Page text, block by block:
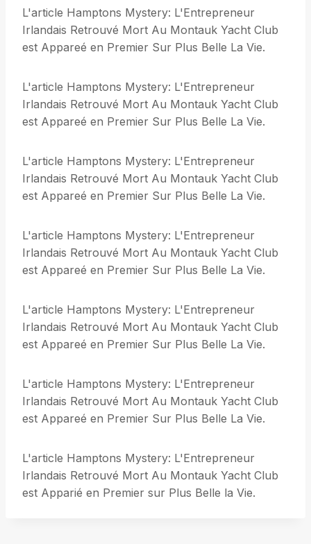
L'article Hamptons Mystery: L'Entrepreneur
Irlandais Retrouvé Mort Au Montauk Yacht Club
est Appareé en Premier Sur Plus Belle La Vie.
L'article Hamptons Mystery: L'Entrepreneur
Irlandais Retrouvé Mort Au Montauk Yacht Club
est Appareé en Premier Sur Plus Belle La Vie.
L'article Hamptons Mystery: L'Entrepreneur
Irlandais Retrouvé Mort Au Montauk Yacht Club
est Appareé en Premier Sur Plus Belle La Vie.
L'article Hamptons Mystery: L'Entrepreneur
Irlandais Retrouvé Mort Au Montauk Yacht Club
est Appareé en Premier Sur Plus Belle La Vie.
L'article Hamptons Mystery: L'Entrepreneur
Irlandais Retrouvé Mort Au Montauk Yacht Club
est Appareé en Premier Sur Plus Belle La Vie.
L'article Hamptons Mystery: L'Entrepreneur
Irlandais Retrouvé Mort Au Montauk Yacht Club
est Appareé en Premier Sur Plus Belle La Vie.
L'article Hamptons Mystery: L'Entrepreneur
Irlandais Retrouvé Mort Au Montauk Yacht Club
est Apparié en Premier sur Plus Belle la Vie.